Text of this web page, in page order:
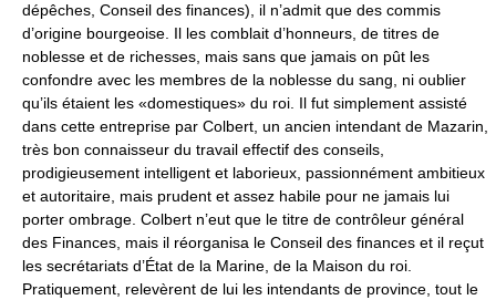
dépêches, Conseil des finances), il n’admit que des commis
d’origine bourgeoise. Il les comblait d’honneurs, de titres de
noblesse et de richesses, mais sans que jamais on pût les
confondre avec les membres de la noblesse du sang, ni oublier
qu’ils étaient les «domestiques» du roi. Il fut simplement assisté
dans cette entreprise par Colbert, un ancien intendant de Mazarin,
très bon connaisseur du travail effectif des conseils,
prodigieusement intelligent et laborieux, passionnément ambitieux
et autoritaire, mais prudent et assez habile pour ne jamais lui
porter ombrage. Colbert n’eut que le titre de contrôleur général
des Finances, mais il réorganisa le Conseil des finances et il reçut
les secrétariats d’État de la Marine, de la Maison du roi.
Pratiquement, relevèrent de lui les intendants de province, tout le